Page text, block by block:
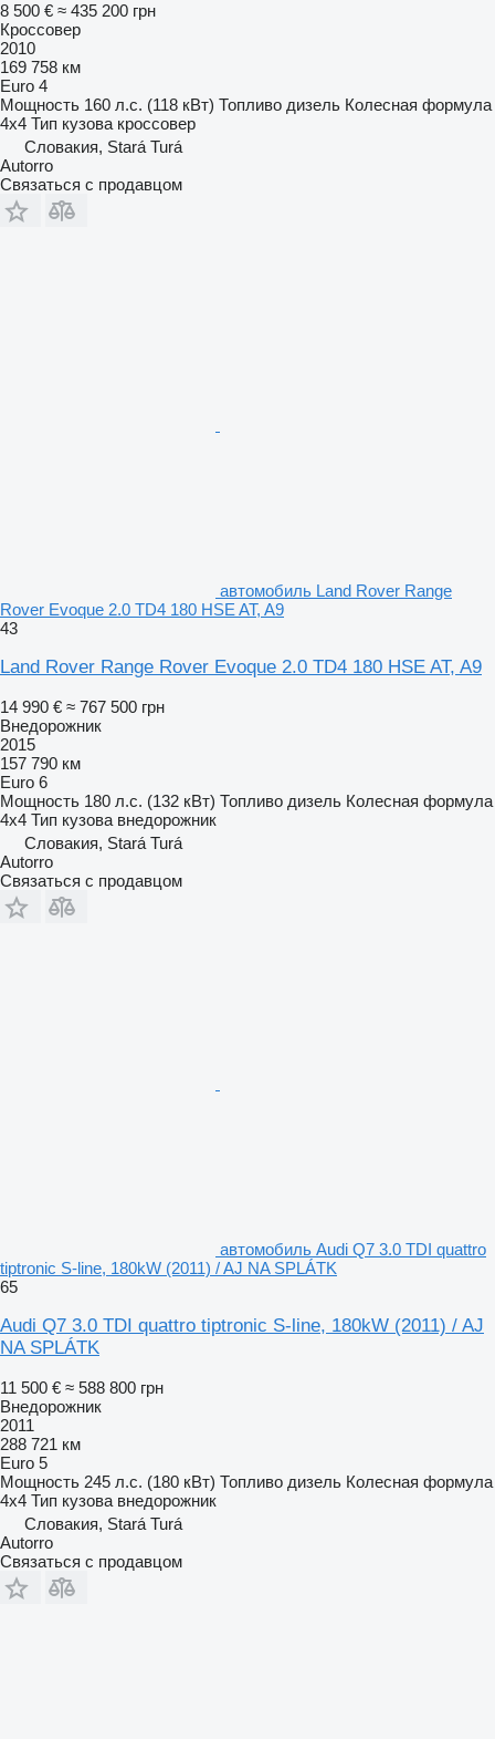
8 500 € ≈ 435 200 грн
Кроссовер
2010
169 758 км
Euro 4
Мощность 160 л.с. (118 кВт) Топливо дизель Колесная формула
4x4 Тип кузова кроссовер
Словакия, Stará Turá
Autorro
Связаться с продавцом
автомобиль Land Rover Range
Rover Evoque 2.0 TD4 180 HSE AT, A9
43
Land Rover Range Rover Evoque 2.0 TD4 180 HSE AT, A9
14 990 € ≈ 767 500 грн
Внедорожник
2015
157 790 км
Euro 6
Мощность 180 л.с. (132 кВт) Топливо дизель Колесная формула
4x4 Тип кузова внедорожник
Словакия, Stará Turá
Autorro
Связаться с продавцом
автомобиль Audi Q7 3.0 TDI quattro
tiptronic S-line, 180kW (2011) / AJ NA SPLÁTK
65
Audi Q7 3.0 TDI quattro tiptronic S-line, 180kW (2011) / AJ
NA SPLÁTK
11 500 € ≈ 588 800 грн
Внедорожник
2011
288 721 км
Euro 5
Мощность 245 л.с. (180 кВт) Топливо дизель Колесная формула
4x4 Тип кузова внедорожник
Словакия, Stará Turá
Autorro
Связаться с продавцом